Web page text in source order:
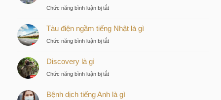
Chức năng bình luận bị tắtở
by
chiến
của
Tàu điện ngầm tiếng Nhật là gì
Chức năng bình luận bị tắtở
Discovery là gì
Chức năng bình luận bị tắtở
là
Bệnh dịch tiếng Anh là gì